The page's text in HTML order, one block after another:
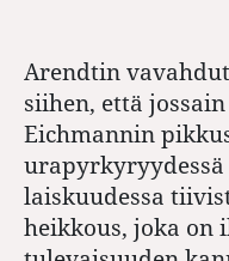
Arendtin
siihen, että
Eichmannin
urapyrkyryydessä
laiskuudessa
heikkous, joka on